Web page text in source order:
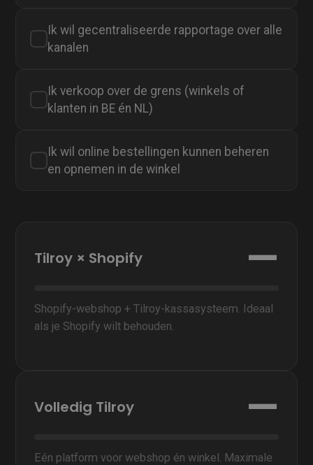
Ik wil gecentraliseerde rapportage over alle
kanalen
Ik verkoop over de grens (winkels of
klanten in BE én NL)
Ik wil online bestellingen kunnen beheren
en opnemen in de winkel
Tilroy × Shopify —
Shopify-webshop + Tilroy-kassasysteem. Ideaal
als je Shopify wilt behouden.
Volledig Tilroy —
Eén platform voor webshop én winkel. Maximale